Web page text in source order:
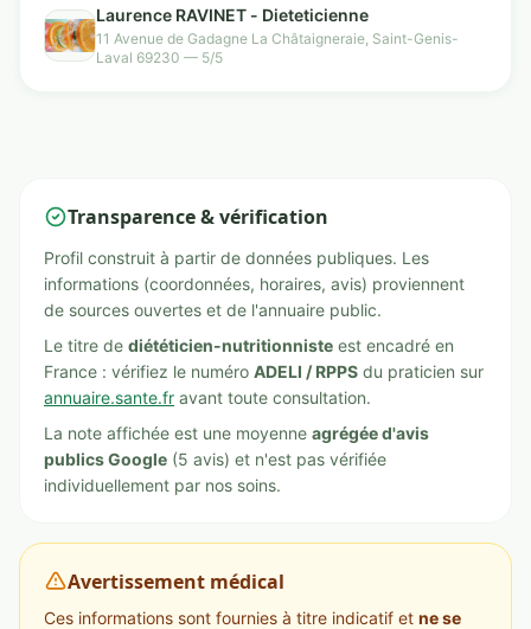
Laurence RAVINET - Dieteticienne
11 Avenue de Gadagne La Châtaigneraie, Saint-Genis-
Laval 69230 — 5/5
Transparence & vérification
Profil construit à partir de données publiques. Les
informations (coordonnées, horaires, avis) proviennent
de sources ouvertes et de l'annuaire public.
Le titre de diététicien-nutritionniste est encadré en
France : vérifiez le numéro ADELI / RPPS du praticien sur
annuaire.sante.fr avant toute consultation.
La note affichée est une moyenne agrégée d'avis
publics Google (5 avis) et n'est pas vérifiée
individuellement par nos soins.
Avertissement médical
Ces informations sont fournies à titre indicatif et ne se